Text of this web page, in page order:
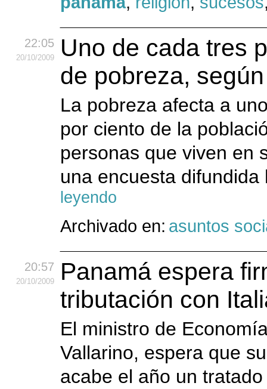
22:05
20/10/2009
Uno de cada tres
de pobreza,
La pobreza afecta a
por ciento de la
personas que viven en
una encuesta
leyendo
Archivado en: asuntos
20:57
20/10/2009
Panamá espera
tributación con
El ministro de
Vallarino, espera que
acabe el año un